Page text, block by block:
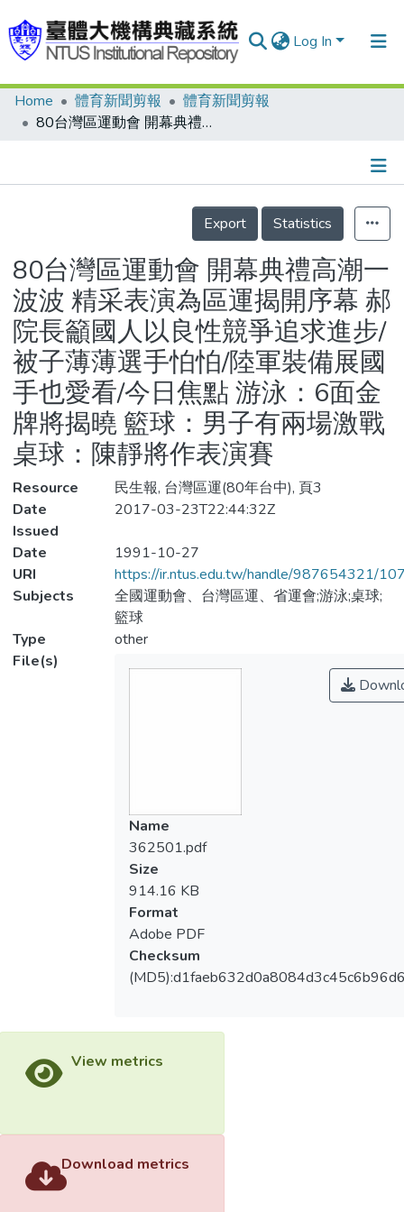
Log In
Communities & Collections
Statistics
Home 體育新聞剪報
體育新聞剪報
80台灣區運動會 開幕典禮高潮一波波 精采表演為區運揭開序幕 郝院長籲國人以良性競爭追求進步/被子薄薄選手怕怕/陸軍裝備展國手也愛看/今日焦點 游泳：6面金牌將揭曉 籃球：男子有兩場激戰 桌球：陳靜將作表演賽
Details
Export
Statistics
80台灣區運動會 開幕典禮高潮一
波波 精采表演為區運揭開序幕 郝
院長籲國人以良性競爭追求進步/
被子薄薄選手怕怕/陸軍裝備展國
手也愛看/今日焦點 游泳：6面金
牌將揭曉 籃球：男子有兩場激戰
桌球：陳靜將作表演賽
Resource
民生報, 台灣區運(80年台中), 頁3
Date
Issued
2017-03-23T22:44:32Z
Date
1991-10-27
URI
https://ir.ntus.edu.tw/handle/987654321/
Subjects
全國運動會、台灣區運、省運會;游泳;桌球;
籃球
Type
other
File(s)
Name
362501.pdf
Size
914.16 KB
Format
Adobe PDF
Checksum
View metrics
Download metrics